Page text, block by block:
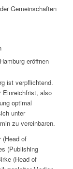
Gemeinschaften
eröffnen
ist verpflichtend.
Einreichfrist, also
optimal
unter
zu vereinbaren.
(Head of
(Publishing
(Head of